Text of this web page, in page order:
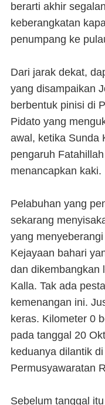
berarti akhir
keberangkatan
penumpang ke
Dari jarak dekat,
yang disampaikan
berbentuk pinisi di
Pidato yang
awal, ketika Sunda
pengaruh
menancapkan kaki.
Pelabuhan yang
sekarang
yang
Kejayaan bahari
dan dikembangkan
Kalla. Tak ada
kemenangan ini.
keras. Kilometer 0
pada tanggal 20
keduanya dilantik
Permusyawaratan
Sebelum tanggal